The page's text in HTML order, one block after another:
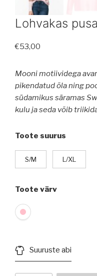
Lohvakas
€53,00
Mooni motiividega
pikendatud õla ning
südamikus säramas
kulu ja seda võib
Toote suurus
S/M L/XL
Toote värv
Suuruste abi